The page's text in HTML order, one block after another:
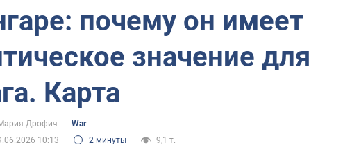
почему он имеет
значение для
Карта
Дрофич
War
10:13
2 минуты 9,1 т.